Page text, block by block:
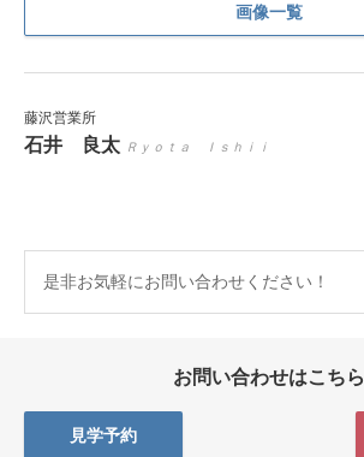
画像一覧
藤沢営業所
石井 良太 Ｒｙｏｔａ Ｉｓｈｉｉ
是非お気軽にお問い合わせください！
お問い合わせはこちら
見学予約